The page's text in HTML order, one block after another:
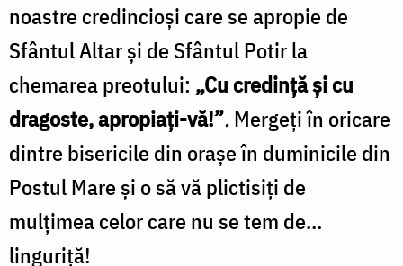
noastre credincioși care se apropie de
Sfântul Altar și de Sfântul Potir la
chemarea preotului: „Cu credință și cu
dragoste, apropiați-vă!”.Mergeți în oricare
dintre bisericile din orașe în duminicile din
Postul Mare și o să vă plictisiți de
mulțimea celor care nu se tem de…
linguriță!